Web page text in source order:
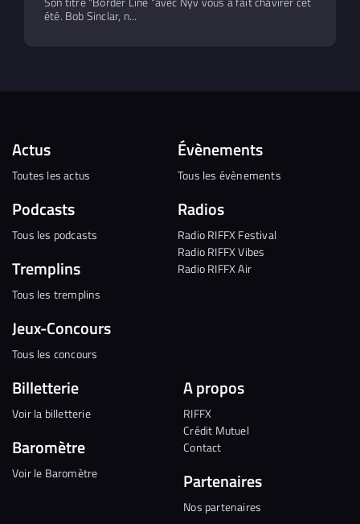
été. Bob Sinclar, n...
Actus
Toutes les actus
Podcasts
Tous les podcasts
Tremplins
Tous les tremplins
Jeux-Concours
Tous les concours
Évènements
Tous les évènements
Radios
Radio RIFFX Festival
Radio RIFFX Vibes
Radio RIFFX Air
Billetterie
Voir la billetterie
Baromètre
Voir le Baromètre
A propos
RIFFX
Crédit Mutuel
Contact
Partenaires
Nos partenaires